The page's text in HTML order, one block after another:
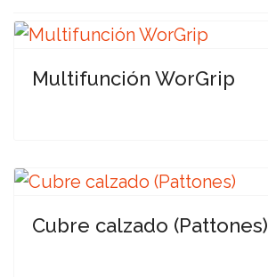
Multifunción WorGrip
Cubre calzado (Pattones)